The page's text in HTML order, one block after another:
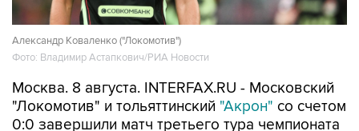
Александр Коваленко ("Локомотив")
Фото: Владимир Астапкович/РИА Новости
Москва. 8 августа. INTERFAX.RU - Московский
0:0 завершили матч третьего тура чемпионата
России по футболу.